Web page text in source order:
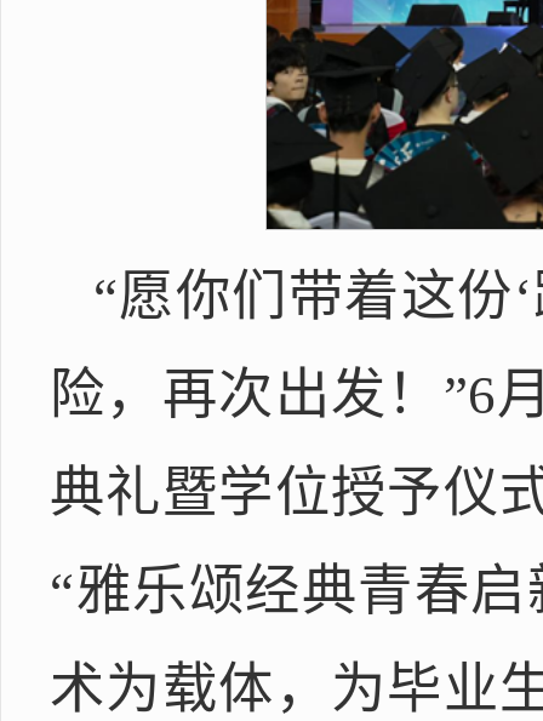
“愿你们带着这份
险，再次出发！”6
典礼暨学位授予仪
“雅乐颂经典青春
术为载体，为毕业